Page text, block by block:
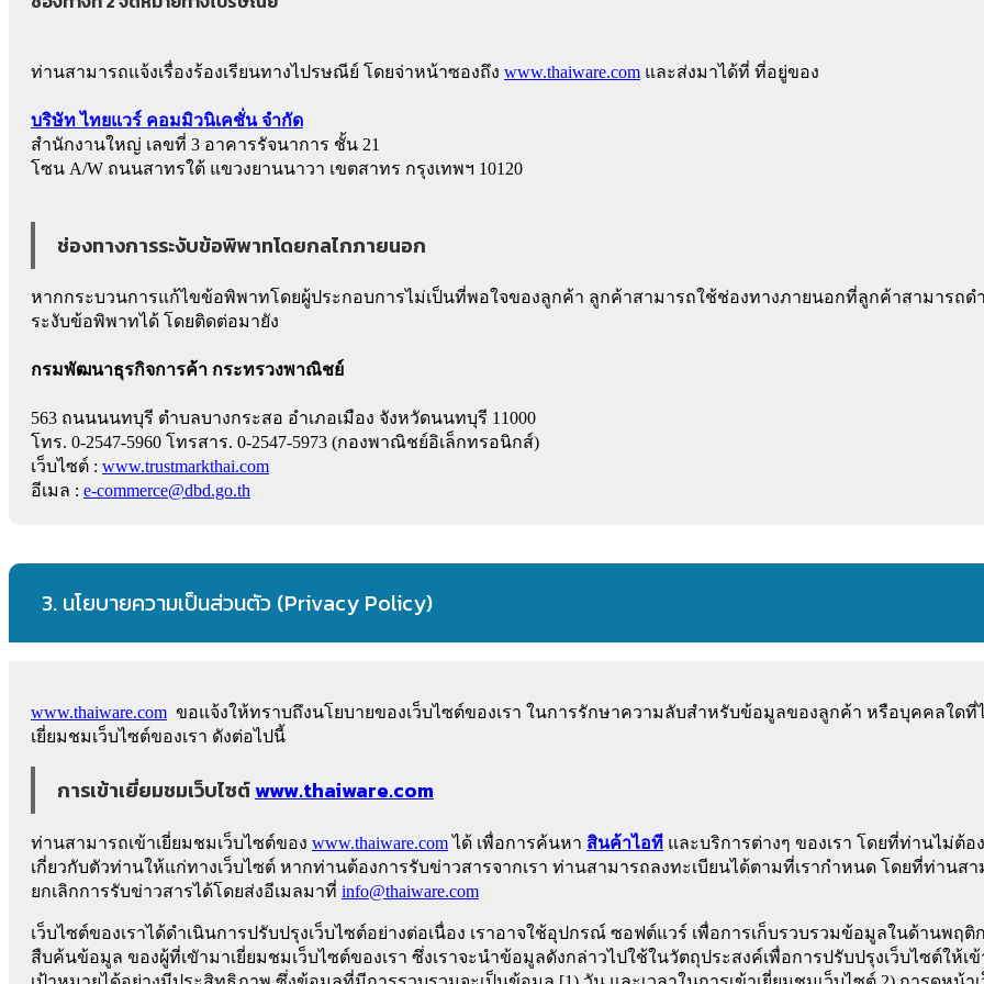
ท่านสามารถแจ้งเรื่องร้องเรียนทางไปรษณีย์ โดยจ่าหน้าซองถึง www.thaiware.com และส่งมาได้ที่ ที่อยู่ของ
บริษัท ไทยแวร์ คอมมิวนิเคชั่น จำกัด
สำนักงานใหญ่ เลขที่ 3 อาคารรัจนาการ ชั้น 21
โซน A/W ถนนสาทรใต้ แขวงยานนาวา เขตสาทร กรุงเทพฯ 10120
ช่องทางการระงับข้อพิพาทโดยกลไกภายนอก
หากกระบวนการแก้ไขข้อพิพาทโดยผู้ประกอบการไม่เป็นที่พอใจของลูกค้า ลูกค้าสามารถใช้ช่องทางภายนอกที่ลูกค้าสามารถด
ระงับข้อพิพาทได้ โดยติดต่อมายัง
กรมพัฒนาธุรกิจการค้า กระทรวงพาณิชย์
563 ถนนนนทบุรี ตำบลบางกระสอ อำเภอเมือง จังหวัดนนทบุรี 11000
โทร. 0-2547-5960 โทรสาร. 0-2547-5973 (กองพาณิชย์อิเล็กทรอนิกส์)
เว็บไซต์ : www.trustmarkthai.com
อีเมล : e-commerce@dbd.go.th
3. นโยบายความเป็นส่วนตัว (Privacy Policy)
www.thaiware.com ขอแจ้งให้ทราบถึงนโยบายของเว็บไซต์ของเรา ในการรักษาความลับสำหรับข้อมูลของลูกค้า หรือบุคคลใดที่
เยี่ยมชมเว็บไซต์ของเรา ดังต่อไปนี้
การเข้าเยี่ยมชมเว็บไซต์www.thaiware.com
ท่านสามารถเข้าเยี่ยมชมเว็บไซต์ของ www.thaiware.comได้ เพื่อการค้นหา สินค้าไอที และบริการต่างๆ ของเรา โดยที่ท่านไม่ต้อ
เกี่ยวกับตัวท่านให้แก่ทางเว็บไซต์ หากท่านต้องการรับข่าวสารจากเรา ท่านสามารถลงทะเบียนได้ตามที่เรากำหนด โดยที่ท่านสา
ยกเลิกการรับข่าวสารได้โดยส่งอีเมลมาที่ info@thaiware.com
เว็บไซต์ของเราได้ดำเนินการปรับปรุงเว็บไซต์อย่างต่อเนื่อง เราอาจใช้อุปกรณ์ ซอฟต์แวร์ เพื่อการเก็บรวบรวมข้อมูลในด้านพฤติ
สืบค้นข้อมูล ของผู้ที่เขัามาเยี่ยมชมเว็บไซต์ของเรา ซึ่งเราจะนำข้อมูลดังกล่าวไปใช้ในวัตถุประสงค์เพื่อการปรับปรุงเว็บไซต์ให้เ